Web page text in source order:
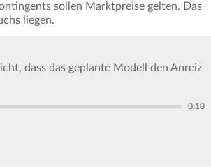
sollen Marktpreise gelten. Das
liegen.
dass das geplante Modell den Anreiz
0:10